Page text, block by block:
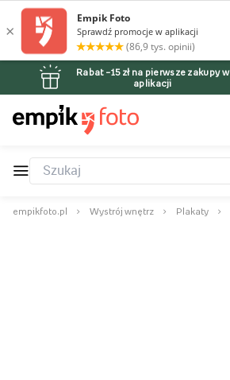
Rabat –15 zł na pierwsze zakupy w
aplikacji
empikfoto.pl Wystrój wnętrz Plakaty